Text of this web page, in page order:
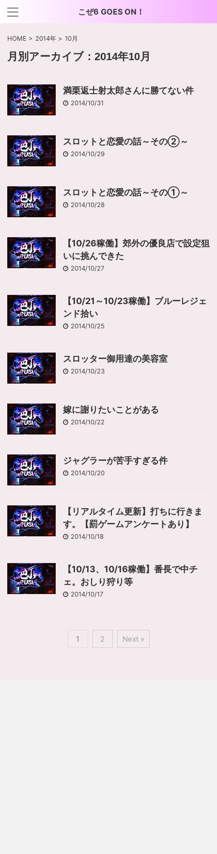
こぜ6 GOES ON！
HOME > 2014年 > 10月
月別アーカイブ：2014年10月
満栗返士射太郎さんに勝てない件
2014/10/31
スロットと恋愛の話～その②～
2014/10/29
スロットと恋愛の話～その①～
2014/10/28
【10/26稼働】郊外の優良店で設定狙
いに挑んできた
2014/10/27
【10/21～10/23稼働】ブルーレジェ
ンド拾い
2014/10/25
スロッター御用達の美容室
2014/10/23
嫁に謝りたいことがある
2014/10/22
ジャグラーが苦手すぎる件
2014/10/20
【リアルタイム更新】打ちに行きま
す。【罰ゲームアンケートあり】
2014/10/18
【10/13、10/16稼働】番長で中チ
ェ。おしり狩り等
2014/10/17
1 2 Next »